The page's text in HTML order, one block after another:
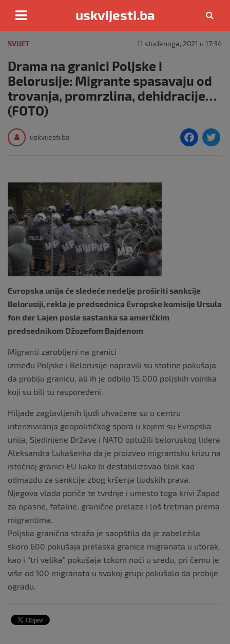
content
uskvijesti.ba
SVIJET 11 studenoga, 2021 u 17:34
Drama na granici Poljske i
Belorusije: Migrante spasavaju od
trovanja, promrzlina, dehidracije…
(FOTO)
uskvijesti.ba
F
Evropska unija će sledeće nedelje proširiti sankcije
Belorusiji, rekla je predsednica Evropske komisije Ursula
fon der Lajen posle sastanka sa američkim
predsednikom Džozefom Bajdenom
Migranti zarobljeni na granici
između Poljske i Belorusije napravili su stotine pokušaja
da probiju granicu, ali ih je odbilo 15.000 poljskih vojnika
koji su bili tu raspoređeni.
Hiljade zaglavljenih ljudi uhvaćene su u centru
intenziviranja geopolitičkog spora u kojem su Evropska
unija, Sjedinjene Države i NATO optužili beloruskog lidera
Aleksandra Lukašenka da je proizveo migrantsku krizu na
istočnoj granici EU kako bi destabilizovao blok kao
odmazdu za sankcije zbog kršenja ljudskih prava.
Njegova vlada poriče te tvrdnje i umesto toga krivi Zapad
za opasne, fatalne, granične prelaze i loš tretman prema
migrantima.
Poljska granična straža je saopštila da je zabeležila
skoro 600 pokušaja prelaska granice migranata u utorak,
kao i “tri velika” pokušaja tokom noći u sredu, pri čemu je
više od 100 migranata u svakoj grupi pokušalo da probije
ogradu.